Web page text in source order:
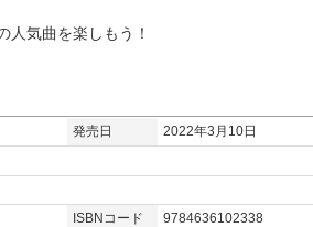
人気曲を楽しもう！
発売日
2022年3月10日
ISBNコード
9784636102338